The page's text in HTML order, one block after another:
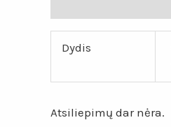
Dydis
Atsiliepimų dar nėra.